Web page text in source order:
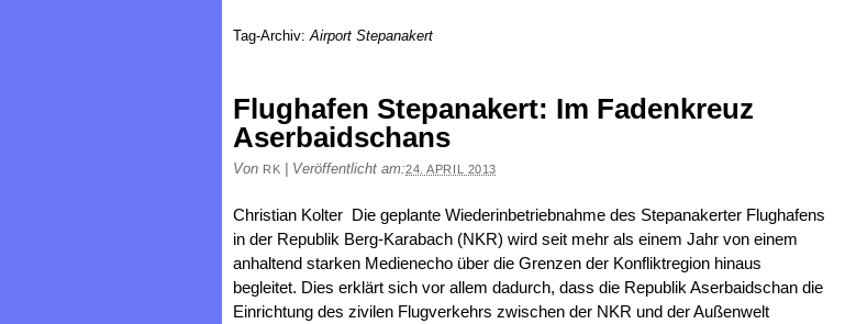
Tag-Archiv:Airport Stepanakert
Flughafen Stepanakert: Im Fadenkreuz
Aserbaidschans
Von RK Veröffentlicht am:24. APRIL 2013
Christian Kolter Die geplante Wiederinbetriebnahme des Stepanakerter Flughafens
in der Republik Berg-Karabach (NKR) wird seit mehr als einem Jahr von einem
anhaltend starken Medienecho über die Grenzen der Konfliktregion hinaus
begleitet. Dies erklärt sich vor allem dadurch, dass die Republik Aserbaidschan die
Einrichtung des zivilen Flugverkehrs zwischen der NKR und der Außenwelt